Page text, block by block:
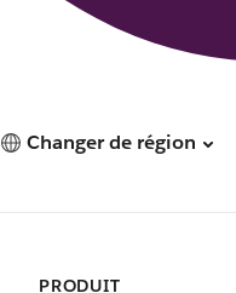
Changer de région
PRODUIT